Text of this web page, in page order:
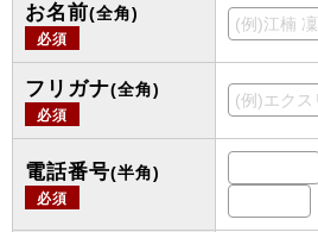
お名前(全角)
必須
フリガナ(全角)
必須
電話番号(半角)
必須